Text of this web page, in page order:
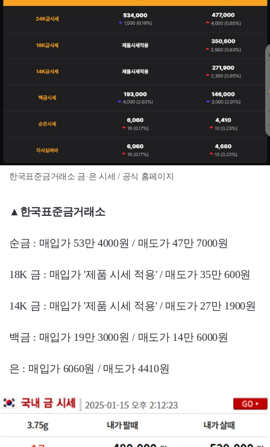
한국표준금거래소 금·은 시세 / 공식 홈페이지
▲한국표준금거래소
순금 : 매입가 53만 4000원 / 매도가 47만 7000원
18K 금 : 매입가 '제품 시세 적용' / 매도가 35만 600원
14K 금 : 매입가 '제품 시세 적용' / 매도가 27만 1900원
백금 : 매입가 19만 3000원 / 매도가 14만 6000원
은 : 매입가 6060원 / 매도가 4410원